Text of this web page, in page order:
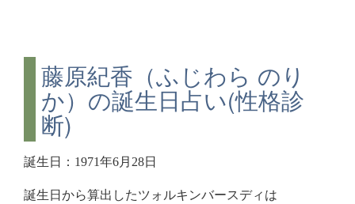
藤原紀香（ふじわら のり
か）の誕生日占い(性格診
断)
誕生日：1971年6月28日
誕生日から算出したツォルキンバースディは